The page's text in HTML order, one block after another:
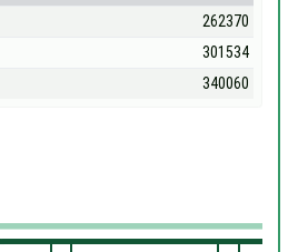
262370
301534
340060